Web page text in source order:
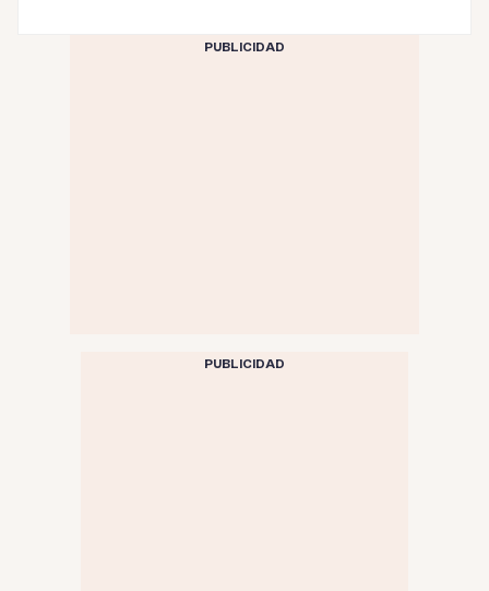
PUBLICIDAD
PUBLICIDAD